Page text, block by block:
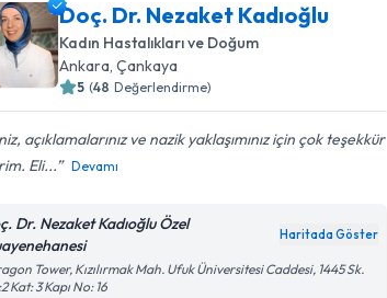
Doç. Dr. Nezaket Kadıoğlu
Kadın Hastalıkları ve Doğum
Ankara, Çankaya
5 (48 Değerlendirme)
açıklamalarınız ve nazik yaklaşımınız için çok teşekkür
Eli...
Devamı
Dr. Nezaket Kadıoğlu Özel
Haritada Göster
Tower, Kızılırmak Mah. Ufuk Üniversitesi Caddesi, 1445 Sk.
Kat: 3 Kapı No: 16